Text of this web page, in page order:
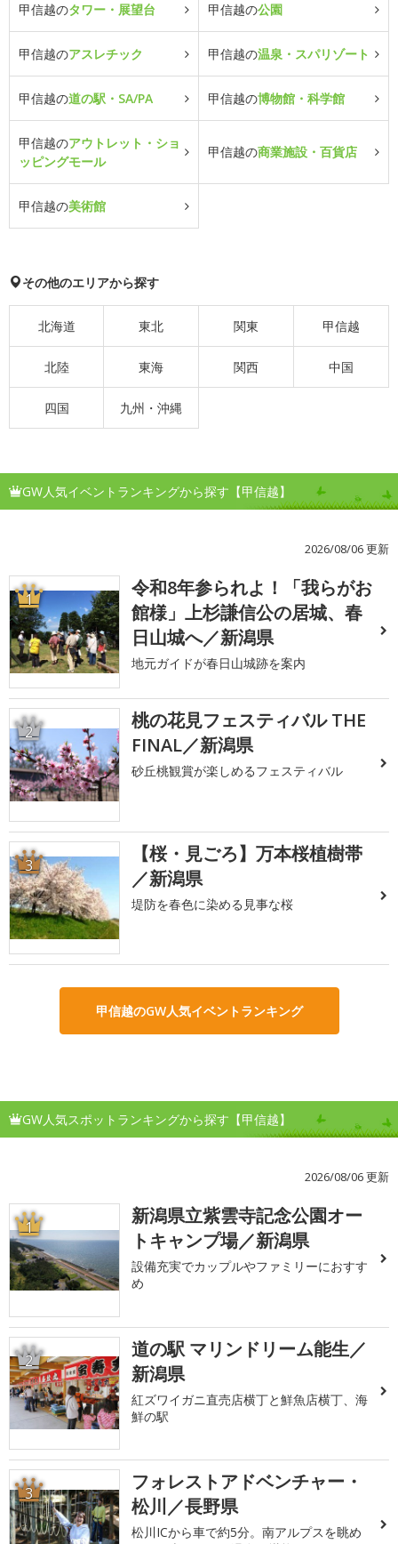
甲信越のタワー・展望台 甲信越の公園
甲信越のアスレチック 甲信越の温泉・スパリゾート
甲信越の道の駅・SA/PA 甲信越の博物館・科学館
甲信越のアウトレット・ショ
ッピングモール
甲信越の商業施設・百貨店
甲信越の美術館
その他のエリアから探す
北海道 東北 関東 甲信越
北陸 東海 関西 中国
四国 九州・沖縄
GW人気イベントランキングから探す【甲信越】
2026/08/06 更新
1
令和8年参られよ！「我らがお
館様」上杉謙信公の居城、春
日山城へ／新潟県
地元ガイドが春日山城跡を案内
2
桃の花見フェスティバル THE
FINAL／新潟県
砂丘桃観賞が楽しめるフェスティバル
3
【桜・見ごろ】万本桜植樹帯
／新潟県
堤防を春色に染める見事な桜
甲信越のGW人気イベントランキング
GW人気スポットランキングから探す【甲信越】
2026/08/06 更新
1
新潟県立紫雲寺記念公園オー
トキャンプ場／新潟県
設備充実でカップルやファミリーにおすす
め
2
道の駅 マリンドリーム能生／
新潟県
紅ズワイガニ直売店横丁と鮮魚店横丁、海
鮮の駅
3
フォレストアドベンチャー・
松川／長野県
松川ICから車で約5分。南アルプスを眺め